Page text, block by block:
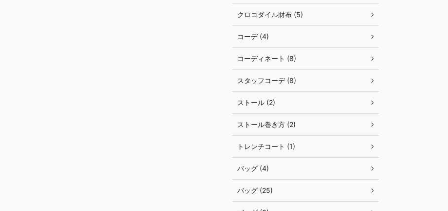
クロコダイル財布 (5)
コーデ (4)
コーディネート (8)
スタッフコーデ (8)
ストール (2)
ストール巻き方 (2)
トレンチコート (1)
バッグ (4)
バッグ (25)